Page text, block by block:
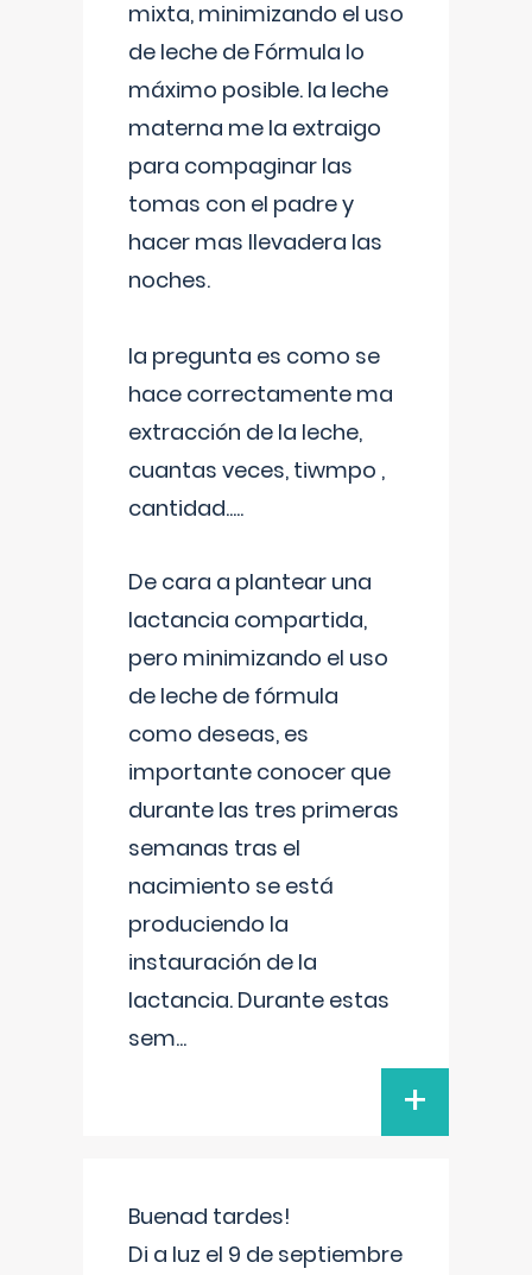
mixta, minimizando el uso
de leche de Fórmula lo
máximo posible. la leche
materna me la extraigo
para compaginar las
tomas con el padre y
hacer mas llevadera las
noches.
la pregunta es como se
hace correctamente ma
extracción de la leche,
cuantas veces, tiwmpo ,
cantidad.....
De cara a plantear una
lactancia compartida,
pero minimizando el uso
de leche de fórmula
como deseas, es
importante conocer que
durante las tres primeras
semanas tras el
nacimiento se está
produciendo la
instauración de la
lactancia. Durante estas
sem...
+
Buenad tardes!
Di a luz el 9 de septiembre